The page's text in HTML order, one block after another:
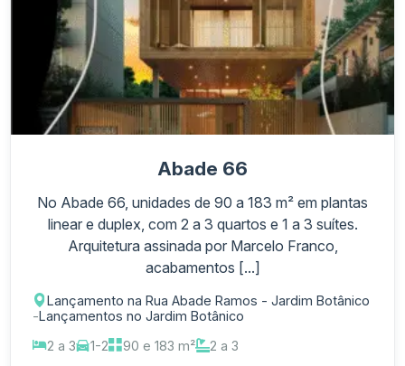
Abade 66
No Abade 66, unidades de 90 a 183 m² em plantas
linear e duplex, com 2 a 3 quartos e 1 a 3 suítes.
Arquitetura assinada por Marcelo Franco,
acabamentos [...]
Lançamento na Rua Abade Ramos - Jardim Botânico
-Lançamentos no Jardim Botânico
2 a 3
1-2 90 e 183 m² 2 a 3